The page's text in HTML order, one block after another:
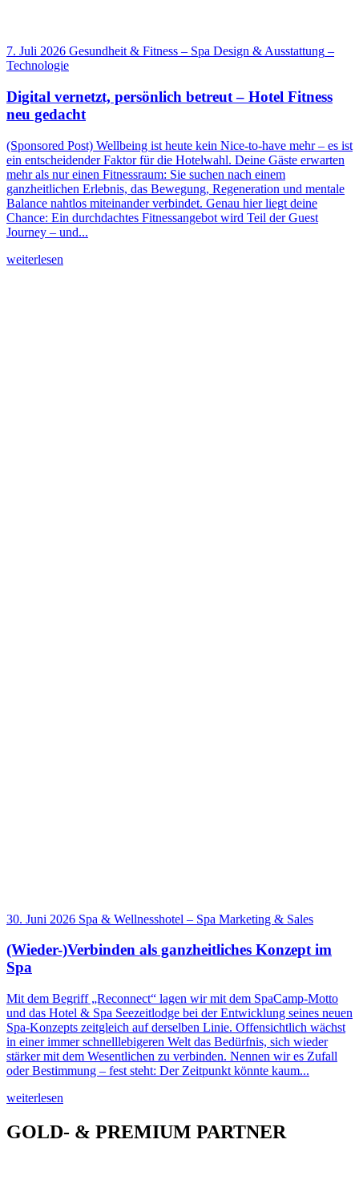
7. Juli 2026 Gesundheit & Fitness – Spa Design & Ausstattung –
Technologie
Digital vernetzt, persönlich betreut – Hotel Fitness
neu gedacht
(Sponsored Post) Wellbeing ist heute kein Nice-to-have mehr – es ist
ein entscheidender Faktor für die Hotelwahl. Deine Gäste erwarten
mehr als nur einen Fitnessraum: Sie suchen nach einem
ganzheitlichen Erlebnis, das Bewegung, Regeneration und mentale
Balance nahtlos miteinander verbindet. Genau hier liegt deine
Chance: Ein durchdachtes Fitnessangebot wird Teil der Guest
Journey – und...
weiterlesen
30. Juni 2026 Spa & Wellnesshotel – Spa Marketing & Sales
(Wieder-)Verbinden als ganzheitliches Konzept im
Spa
Mit dem Begriff „Reconnect“ lagen wir mit dem SpaCamp-Motto
und das Hotel & Spa Seezeitlodge bei der Entwicklung seines neuen
Spa-Konzepts zeitgleich auf derselben Linie. Offensichtlich wächst
in einer immer schnelllebigeren Welt das Bedürfnis, sich wieder
stärker mit dem Wesentlichen zu verbinden. Nennen wir es Zufall
oder Bestimmung – fest steht: Der Zeitpunkt könnte kaum...
weiterlesen
GOLD- & PREMIUM PARTNER